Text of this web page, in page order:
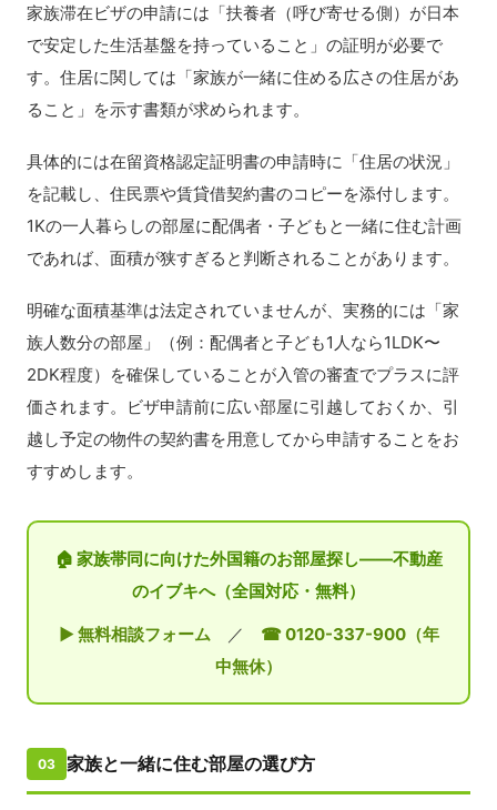
家族滞在ビザの申請には「扶養者（呼び寄せる側）が日本
で安定した生活基盤を持っていること」の証明が必要で
す。住居に関しては「家族が一緒に住める広さの住居があ
ること」を示す書類が求められます。
具体的には在留資格認定証明書の申請時に「住居の状況」
を記載し、住民票や賃貸借契約書のコピーを添付します。
1Kの一人暮らしの部屋に配偶者・子どもと一緒に住む計画
であれば、面積が狭すぎると判断されることがあります。
明確な面積基準は法定されていませんが、実務的には「家
族人数分の部屋」（例：配偶者と子ども1人なら1LDK〜
2DK程度）を確保していることが入管の審査でプラスに評
価されます。ビザ申請前に広い部屋に引越しておくか、引
越し予定の物件の契約書を用意してから申請することをお
すすめします。
🏠 家族帯同に向けた外国籍のお部屋探し——不動産
のイブキへ（全国対応・無料）
▶ 無料相談フォーム ／ ☎ 0120-337-900（年
中無休）
03 家族と一緒に住む部屋の選び方